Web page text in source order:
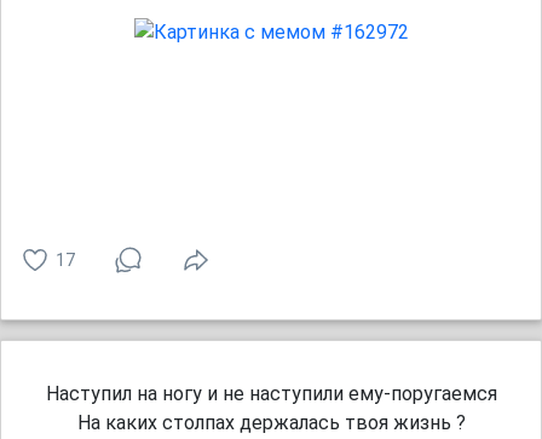
17
Наступил на ногу и не наступили ему-поругаемся
На каких столпах держалась твоя жизнь ?